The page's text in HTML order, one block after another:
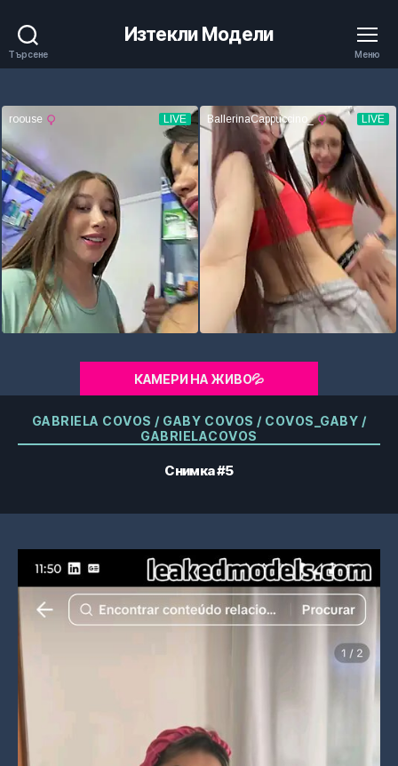
Търсене
Изтекли Модели
Меню
КАМЕРИ НА ЖИВО💦
Категории
GABRIELA COVOS / GABY COVOS / COVOS_GABY /
GABRIELACOVOS
Снимка #5